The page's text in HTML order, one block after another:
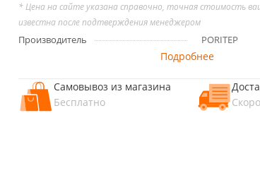
* Цена на сайте указана справочно, точная стоимость
известна после подтверждения менеджером
Производитель PORITEP
Подробнее
Самовывоз из магазина
Бесплатно